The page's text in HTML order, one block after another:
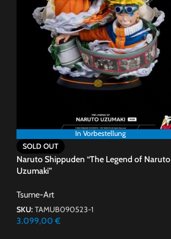
In Vorbestellung
SOLD OUT
Naruto Shippuden “The Legend of Naruto
Uzumaki”
Tsume-Art
SKU: TAMUB090523-1
3.099,00 €